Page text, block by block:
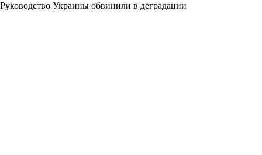
Руководство Украины обвинили в деградации